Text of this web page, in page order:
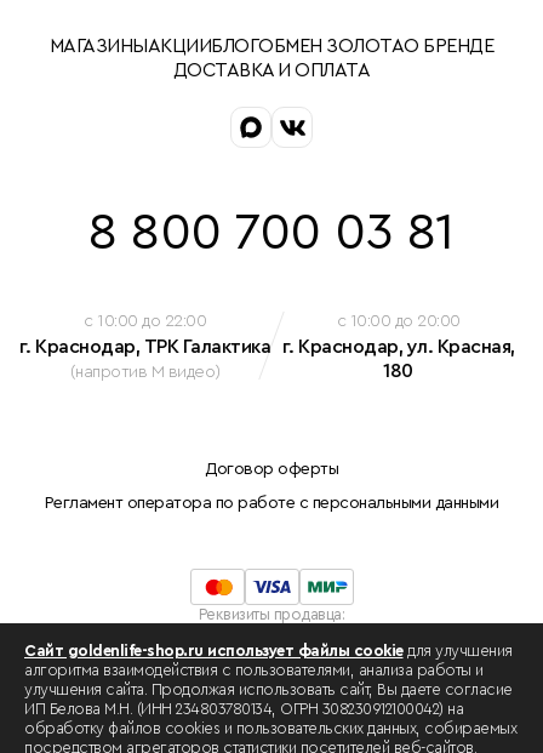
МАГАЗИНЫ АКЦИИБЛОГОБМЕН ЗОЛОТАО БРЕНДЕ
ДОСТАВКА И ОПЛАТА
8 800 700 03 81
c 10:00 до 22:00
г. Краснодар, ТРК Галактика
(напротив М видео)
c 10:00 до 20:00
г. Краснодар, ул. Красная,
180
Договор оферты
Регламент оператора по работе с персональными данными
Реквизиты продавца:
ОГРНИП: 308230912100042
ИНН: 234803780134 .
Разработка сайта -swat.one
Сайт goldenlife-shop.ru использует файлы cookieдля улучшения
алгоритма взаимодействия с пользователями, анализа работы и
улучшения сайта. Продолжая использовать сайт, Вы даете согласие
ИП Белова М.Н. (ИНН 234803780134, ОГРН 308230912100042) на
обработку файлов cookies и пользовательских данных, собираемых
посредством агрегаторов статистики посетителей веб-сайтов.